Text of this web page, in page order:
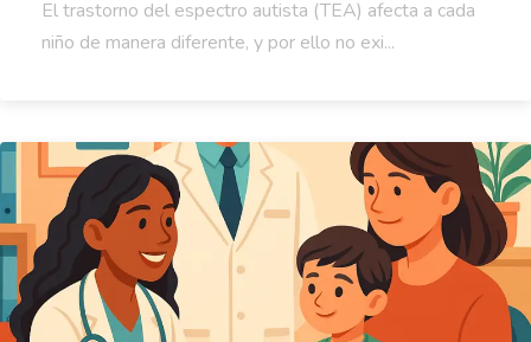
El trastorno del espectro autista (TEA) afecta a cada
niño de manera diferente, y por ello no exi...